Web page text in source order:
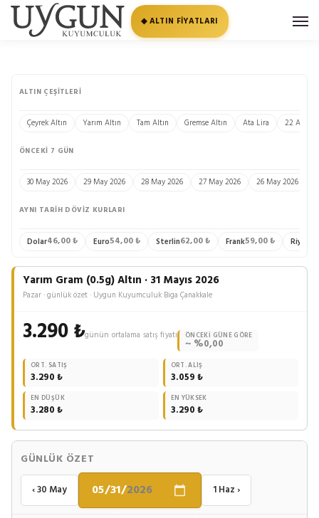
◆ ALTIN FİYATLARI
ALTIN ÇEŞITLERI
Çeyrek Altın Yarım Altın Tam Altın Gremse Altın Ata Lira 22 Ayar
ÖNCEKI 7 GÜN
30 May 2026 29 May 2026 28 May 2026 27 May 2026 26 May 2026
AYNI TARIH DÖVIZ KURLARI
Dolar46,00 ₺ Euro54,00 ₺ Sterlin62,00 ₺ Frank59,00 ₺ Riyal
Yarım Gram (0.5g) Altın · 31 Mayıs 2026
Pazar · günlük özet · Uygun Kuyumculuk Biga Çanakkale
3.290 ₺günün ortalama satış fiyatı ÖNCEKI GÜNE GÖRE
~ %0,00
ORT. SATIŞ
3.290 ₺
ORT. ALIŞ
3.059 ₺
EN DÜŞÜK
3.280 ₺
EN YÜKSEK
3.290 ₺
GÜNLÜK ÖZET
‹ 30 May 1 Haz ›